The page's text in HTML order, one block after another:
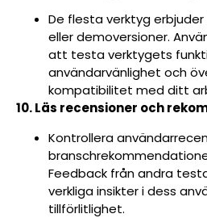
De flesta verktyg
eller demoversioner.
att testa verktygets
användarvänlighet och
kompatibilitet med ditt
10. Läs recensioner och
Kontrollera
Feedback från andra
verkliga insikter i dess
tillförlitlighet.